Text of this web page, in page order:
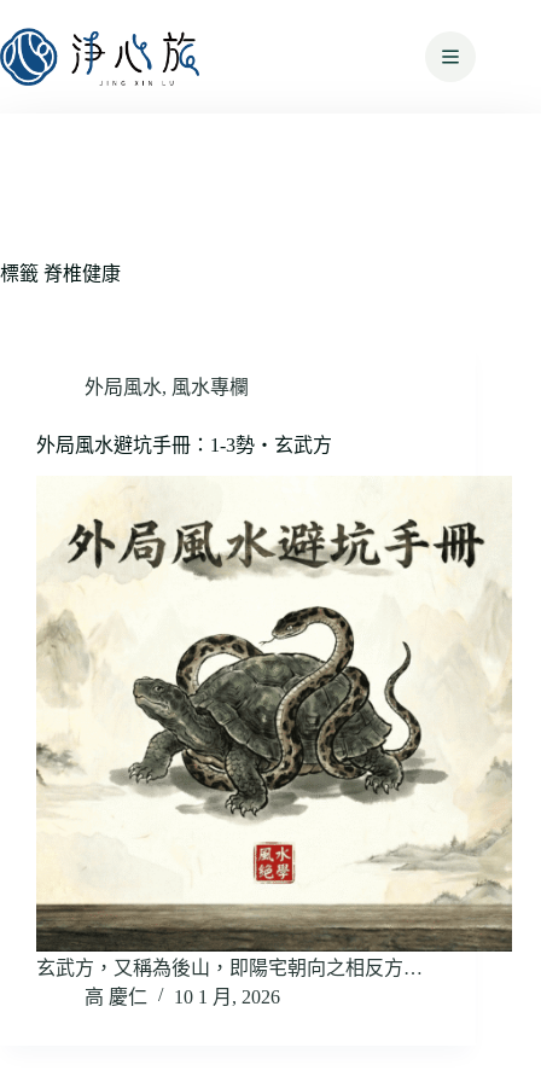
標籤 脊椎健康
外局風水, 風水專欄
外局風水避坑手冊：1-3勢・玄武方
玄武方，又稱為後山，即陽宅朝向之相反方…
高 慶仁
10 1 月, 2026